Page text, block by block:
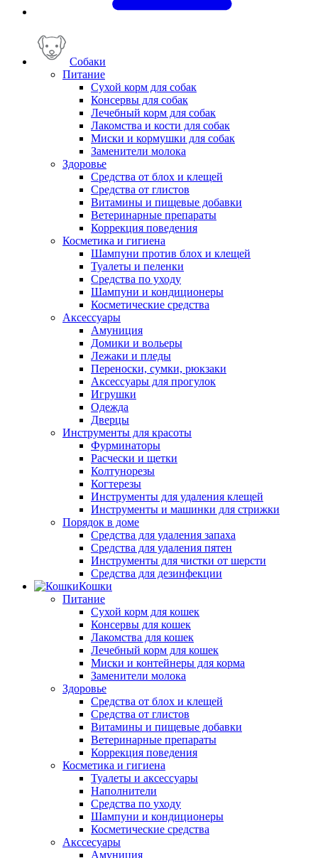
Собаки
Питание
Сухой корм для собак
Консервы для собак
Лечебный корм для собак
Лакомства и кости для собак
Миски и кормушки для собак
Заменители молока
Здоровье
Средства от блох и клещей
Средства от глистов
Витамины и пищевые добавки
Ветеринарные препараты
Коррекция поведения
Косметика и гигиена
Шампуни против блох и клещей
Туалеты и пеленки
Средства по уходу
Шампуни и кондиционеры
Косметические средства
Аксессуары
Амуниция
Домики и вольеры
Лежаки и пледы
Переноски, сумки, рюкзаки
Аксессуары для прогулок
Игрушки
Одежда
Дверцы
Инструменты для красоты
Фурминаторы
Расчески и щетки
Колтунорезы
Когтерезы
Инструменты для удаления клещей
Инструменты и машинки для стрижки
Порядок в доме
Средства для удаления запаха
Средства для удаления пятен
Инструменты для чистки от шерсти
Средства для дезинфекции
Кошки
Питание
Сухой корм для кошек
Консервы для кошек
Лакомства для кошек
Лечебный корм для кошек
Миски и контейнеры для корма
Заменители молока
Здоровье
Средства от блох и клещей
Средства от глистов
Витамины и пищевые добавки
Ветеринарные препараты
Коррекция поведения
Косметика и гигиена
Туалеты и аксессуары
Наполнители
Средства по уходу
Шампуни и кондиционеры
Косметические средства
Акссесуары
Амуниция